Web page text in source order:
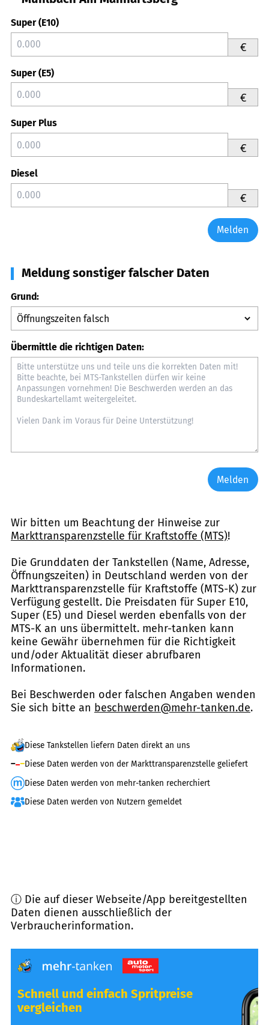
Super (E10)
€
Super (E5)
€
Super Plus
€
Diesel
€
Melden
Meldung sonstiger falscher Daten
Grund:
Übermittle die richtigen Daten:
Melden
Wir bitten um Beachtung der Hinweise zur
Markttransparenzstelle für Kraftstoffe (MTS)!
Die Grunddaten der Tankstellen (Name, Adresse,
Öffnungszeiten) in Deutschland werden von der
Markttransparenzstelle für Kraftstoffe (MTS-K) zur
Verfügung gestellt. Die Preisdaten für Super E10,
Super (E5) und Diesel werden ebenfalls von der
MTS-K an uns übermittelt. mehr-tanken kann
keine Gewähr übernehmen für die Richtigkeit
und/oder Aktualität dieser abrufbaren
Informationen.
Bei Beschwerden oder falschen Angaben wenden
Sie sich bitte an beschwerden@mehr-tanken.de.
Diese Tankstellen liefern Daten direkt an uns
Diese Daten werden von der Markttransparenzstelle geliefert
Diese Daten werden von mehr-tanken recherchiert
Diese Daten werden von Nutzern gemeldet
ⓘ Die auf dieser Webseite/App bereitgestellten
Daten dienen ausschließlich der
Verbraucherinformation.
Schnell und einfach Spritpreise
vergleichen